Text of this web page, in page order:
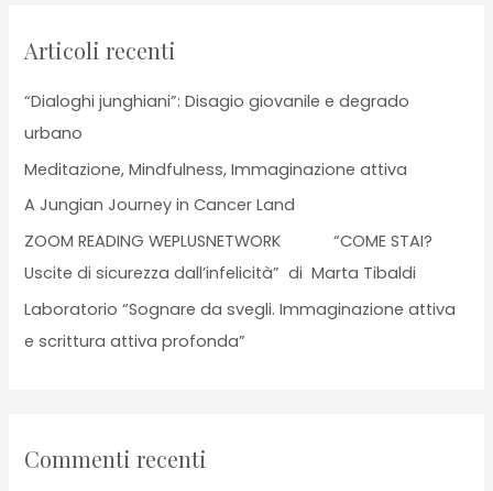
Articoli recenti
“Dialoghi junghiani”: Disagio giovanile e degrado
urbano
Meditazione, Mindfulness, Immaginazione attiva
A Jungian Journey in Cancer Land
ZOOM READING WEPLUSNETWORK “COME STAI?
Uscite di sicurezza dall’infelicità” di Marta Tibaldi
Laboratorio “Sognare da svegli. Immaginazione attiva
e scrittura attiva profonda”
Commenti recenti